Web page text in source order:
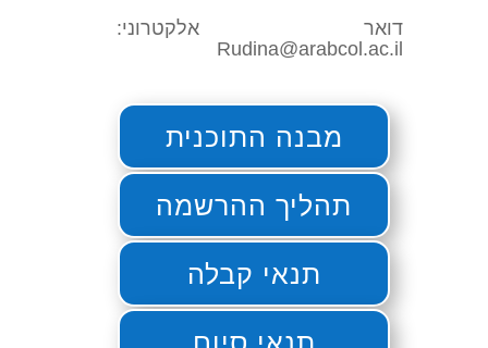
דואר אלקטרוני:
Rudina@arabcol.ac.il
מבנה התוכנית
תהליך ההרשמה
תנאי קבלה